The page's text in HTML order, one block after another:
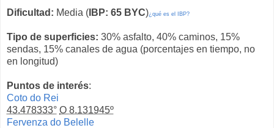
Dificultad: Media ( IBP: 65 BYC)¿qué es el IBP?
Tipo de superficies: 30% asfalto, 40% caminos, 15%
sendas, 15% canales de agua (porcentajes en tiempo, no
en longitud)
Puntos de interés:
Coto do Rei
43.478333° O 8.131945º
Fervenza do Belelle